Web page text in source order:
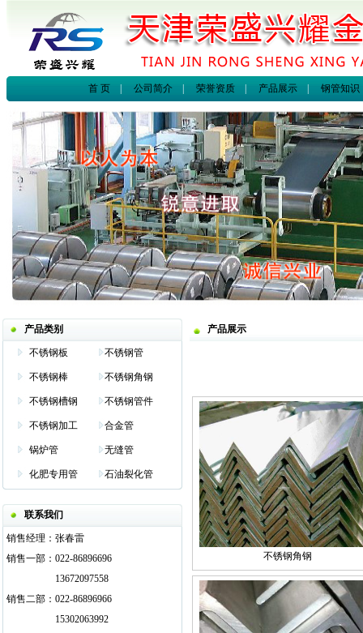
首 页 |公司简介 |荣誉资质 产品展示 |钢管知识
产品类别
不锈钢板 不锈钢管
不锈钢棒 不锈钢角钢
不锈钢槽钢 不锈钢管件
不锈钢加工 合金管
锅炉管 无缝管
化肥专用管 石油裂化管
联系我们
销售经理： 张春雷
销售一部： 022-86896696
13672097558
销售二部： 022-86896966
15302063992
产品展示
不锈钢角钢